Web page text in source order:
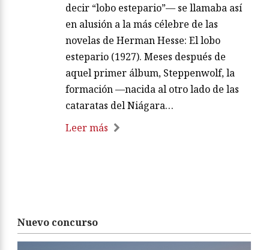
decir “lobo estepario”— se llamaba así
en alusión a la más célebre de las
novelas de Herman Hesse: El lobo
estepario (1927). Meses después de
aquel primer álbum, Steppenwolf, la
formación —nacida al otro lado de las
cataratas del Niágara…
Leer más
Nuevo concurso